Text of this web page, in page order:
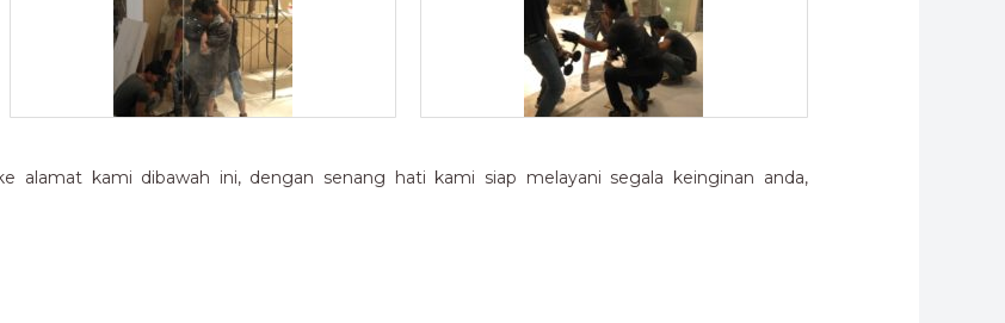
alamat kami dibawah ini, dengan senang hati kami siap melayani segala keinginan anda,